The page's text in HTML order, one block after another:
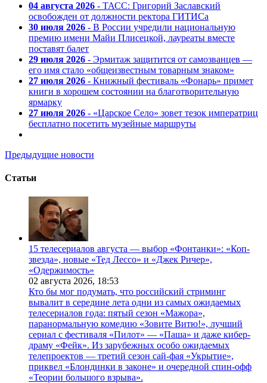
04 августа 2026 - ТАСС: Григорий Заславский
освобожден от должности ректора ГИТИСа
30 июля 2026 - В России учредили национальную
премию имени Майи Плисецкой, лауреаты вместе
поставят балет
29 июля 2026 - Эрмитаж защитится от самозванцев —
его имя стало «общеизвестным товарным знаком»
27 июля 2026 - Книжный фестиваль «Фонарь» примет
книги в хорошем состоянии на благотворительную
ярмарку
27 июля 2026 - «Царское Село» зовет тезок императриц
бесплатно посетить музейные маршруты
Предыдущие новости
Статьи
15 телесериалов августа — выбор «Фонтанки»: «Коп-
звезда», новые «Тед Лессо» и «Джек Ричер»,
«Одержимость»
02 августа 2026, 18:53
Кто бы мог подумать, что российский стриминг
вывалит в середине лета одни из самых ожидаемых
телесериалов года: пятый сезон «Мажора»,
паранормальную комедию «Зовите Витю!», лучший
сериал с фестиваля «Пилот» — «Паша» и даже кибер-
драму «Фейк». Из зарубежных особо ожидаемых
телепроектов — третий сезон сай-фая «Укрытие»,
приквел «Блондинки в законе» и очередной спин-офф
«Теории большого взрыва».